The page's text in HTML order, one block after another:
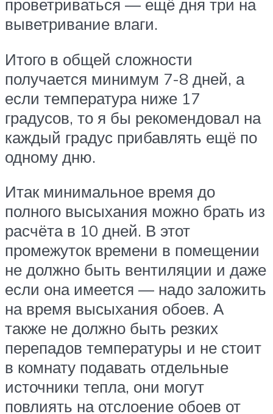
проветриваться — ещё дня три на
выветривание влаги.
Итого в общей сложности
получается минимум 7-8 дней, а
если температура ниже 17
градусов, то я бы рекомендовал на
каждый градус прибавлять ещё по
одному дню.
Итак минимальное время до
полного высыхания можно брать из
расчёта в 10 дней. В этот
промежуток времени в помещении
не должно быть вентиляции и даже
если она имеется — надо заложить
на время высыхания обоев. А
также не должно быть резких
перепадов температуры и не стоит
в комнату подавать отдельные
источники тепла, они могут
повлиять на отслоение обоев от